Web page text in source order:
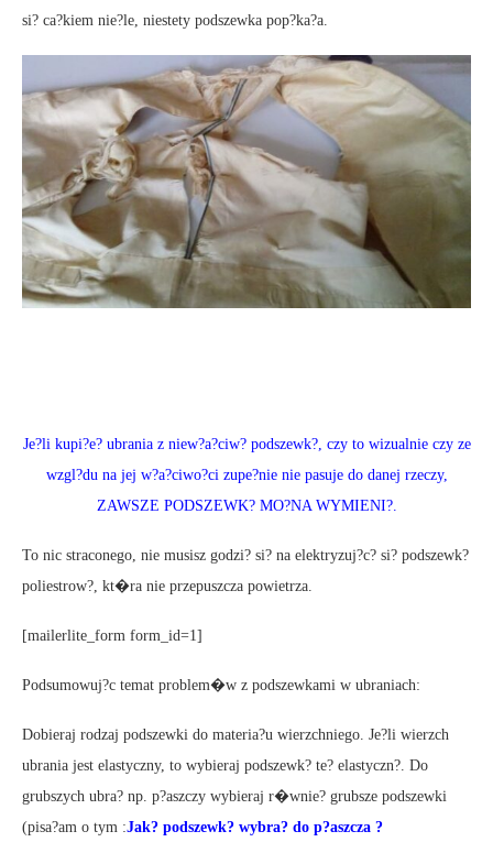
si? ca?kiem nie?le, niestety podszewka pop?ka?a.
Je?li kupi?e? ubrania z niew?a?ciw? podszewk?, czy to wizualnie czy ze
wzgl?du na jej w?a?ciwo?ci zupe?nie nie pasuje do danej rzeczy,
ZAWSZE PODSZEWK? MO?NA WYMIENI?.
To nic straconego, nie musisz godzi? si? na elektryzuj?c? si? podszewk?
poliestrow?, kt�ra nie przepuszcza powietrza.
[mailerlite_form form_id=1]
Podsumowuj?c temat problem�w z podszewkami w ubraniach:
Dobieraj rodzaj podszewki do materia?u wierzchniego. Je?li wierzch
ubrania jest elastyczny, to wybieraj podszewk? te? elastyczn?. Do
grubszych ubra? np. p?aszczy wybieraj r�wnie? grubsze podszewki
(pisa?am o tym :Jak? podszewk? wybra? do p?aszcza ?